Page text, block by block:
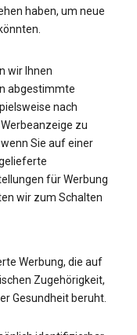
haben, um neue
wir Ihnen
abgestimmte
nach
zu
Sie auf einer
für Werbung
wir zum Schalten
Werbung, die auf
Zugehörigkeit,
Gesundheit beruht.